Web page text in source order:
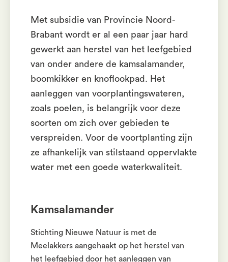
Met subsidie van Provincie Noord-
Brabant wordt er al een paar jaar hard
gewerkt aan herstel van het leefgebied
van onder andere de kamsalamander,
boomkikker en knoflookpad. Het
aanleggen van voorplantingswateren,
zoals poelen, is belangrijk voor deze
soorten om zich over gebieden te
verspreiden. Voor de voortplanting zijn
ze afhankelijk van stilstaand oppervlakte
water met een goede waterkwaliteit.
Kamsalamander
Stichting Nieuwe Natuur is met de
Meelakkers aangehaakt op het herstel van
het leefgebied door het aanleggen van